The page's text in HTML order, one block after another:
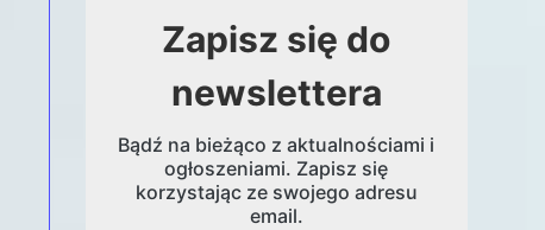
Zapisz się do
newslettera
Bądź na bieżąco z aktualnościami i
ogłoszeniami. Zapisz się
korzystając ze swojego adresu
email.